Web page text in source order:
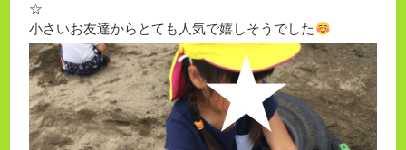
☆
小さいお友達からとても人気で嬉しそうでした